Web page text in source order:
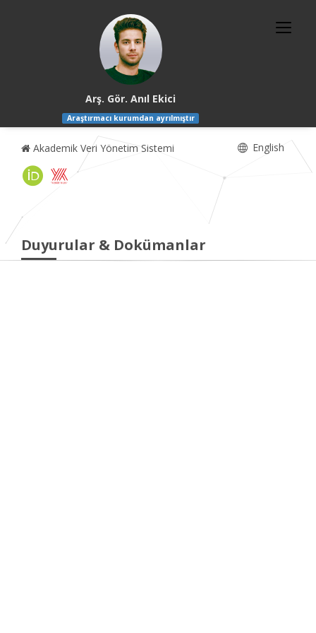
Arş. Gör. Anıl Ekici
Araştırmacı kurumdan ayrılmıştır
Akademik Veri Yönetim Sistemi English
Duyurular & Dokümanlar